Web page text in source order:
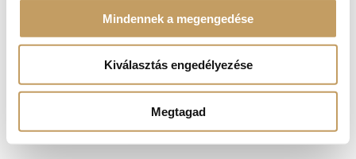
Mindennek a megengedése
Kiválasztás engedélyezése
Megtagad